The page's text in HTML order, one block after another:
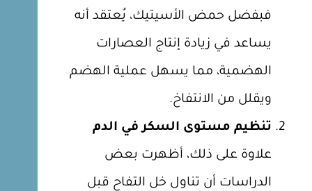
فبفضل حمض الأسيتيك، يُعتقد أنه
يساعد في زيادة إنتاج العصارات
الهضمية، مما يسهل عملية الهضم
ويقلل من الانتفاخ.
تنظيم مستوى السكر في الدم
علاوة على ذلك، أظهرت بعض
الدراسات أن تناول خل التفاح قبل